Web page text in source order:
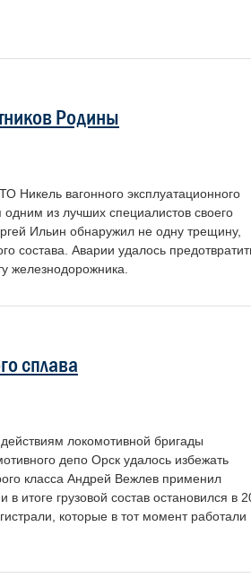
Родины
Никель вагонного эксплуатационного
одним из лучших специалистов своего
Ильин обнаружил не одну трещину,
состава. Аварии удалось
железнодорожника.
сплава
локомотивной бригады
депо Орск удалось избежать
класса Андрей Вежлев применил
в итоге грузовой состав остановился в
которые в тот момент работали